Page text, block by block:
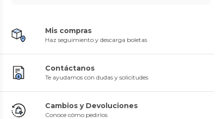
Mis compras
Haz seguimiento y descarga boletas
Contáctanos
Te ayudamos con dudas y solicitudes
Cambios y Devoluciones
Conoce cómo pedirlos